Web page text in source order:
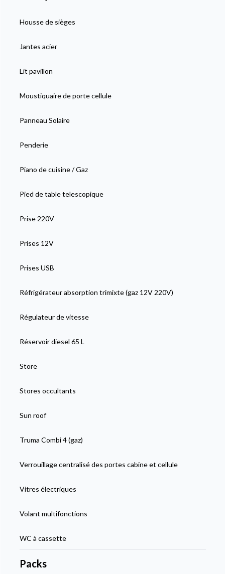
Housse de sièges
Jantes acier
Lit pavillon
Moustiquaire de porte cellule
Panneau Solaire
Penderie
Piano de cuisine / Gaz
Pied de table telescopique
Prise 220V
Prises 12V
Prises USB
Réfrigérateur absorption trimixte (gaz 12V 220V)
Régulateur de vitesse
Réservoir diesel 65 L
Store
Stores occultants
Sun roof
Truma Combi 4 (gaz)
Verrouillage centralisé des portes cabine et cellule
Vitres électriques
Volant multifonctions
WC à cassette
Packs